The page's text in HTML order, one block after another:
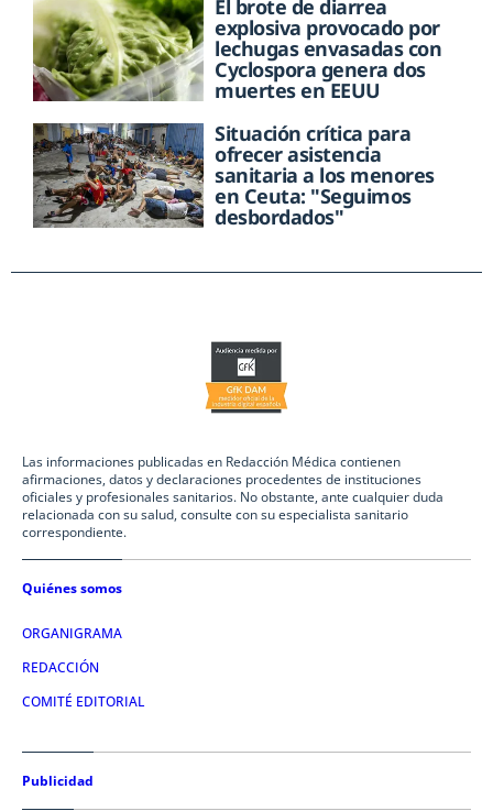
El brote de diarrea
explosiva provocado por
lechugas envasadas con
Cyclospora genera dos
muertes en EEUU
Situación crítica para
ofrecer asistencia
sanitaria a los menores
en Ceuta: "Seguimos
desbordados"
Las informaciones publicadas en Redacción Médica contienen
afirmaciones, datos y declaraciones procedentes de instituciones
oficiales y profesionales sanitarios. No obstante, ante cualquier duda
relacionada con su salud, consulte con su especialista sanitario
correspondiente.
Quiénes somos
ORGANIGRAMA
REDACCIÓN
COMITÉ EDITORIAL
Publicidad